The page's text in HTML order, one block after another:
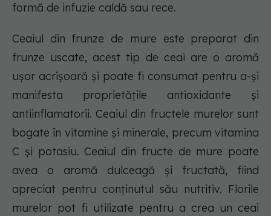
formă de infuzie caldă sau rece.
Ceaiul din frunze de mure este preparat din
frunze uscate, acest tip de ceai are o aromă
ușor acrișoară și poate fi consumat pentru a-și
manifesta proprietățile antioxidante și
antiinflamatorii. Ceaiul din fructele murelor sunt
bogate în vitamine și minerale, precum vitamina
C și potasiu. Ceaiul din fructe de mure poate
avea o aromă dulceagă și fructată, fiind
apreciat pentru conținutul său nutritiv. Florile
murelor pot fi utilizate pentru a crea un ceai